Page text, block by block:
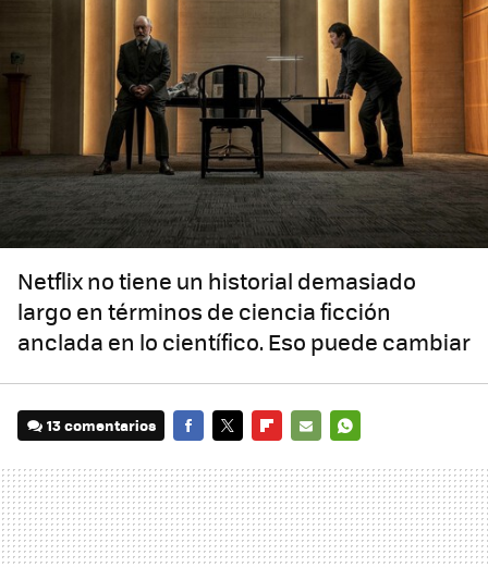
Netflix no tiene un historial demasiado
largo en términos de ciencia ficción
anclada en lo científico. Eso puede cambiar
13 comentarios
MAIL